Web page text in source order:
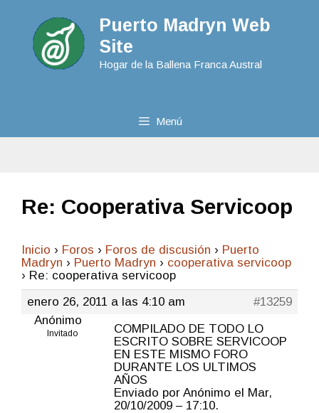
Puerto Madryn Web
Site
Hogar de la Ballena Franca Austral
Menú
Re: Cooperativa Servicoop
Inicio › Foros › Foros de discusión › Puerto
Madryn › Puerto Madryn › cooperativa servicoop
› Re: cooperativa servicoop
enero 26, 2011 a las 4:10 am
#13259
Anónimo
Invitado
COMPILADO DE TODO LO
ESCRITO SOBRE SERVICOOP
EN ESTE MISMO FORO
DURANTE LOS ULTIMOS
AÑOS
Enviado por Anónimo el Mar,
20/10/2009 – 17:10.